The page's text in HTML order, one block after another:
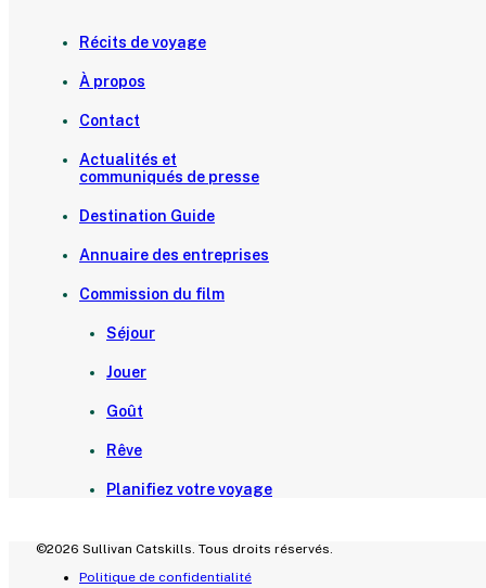
Récits de voyage
À propos
Contact
Actualités et
communiqués de presse
Destination Guide
Annuaire des entreprises
Commission du film
Séjour
Jouer
Goût
Rêve
Planifiez votre voyage
©2026 Sullivan Catskills. Tous droits réservés.
Politique de confidentialité